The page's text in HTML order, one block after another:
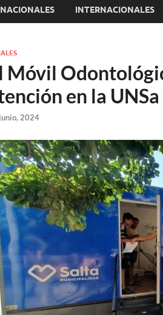
NACIONALES INTERNACIONALES
Móvil
en la UNSa
2024